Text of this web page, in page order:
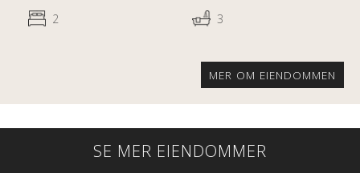
2
3
MER OM EIENDOMMEN
SE MER EIENDOMMER